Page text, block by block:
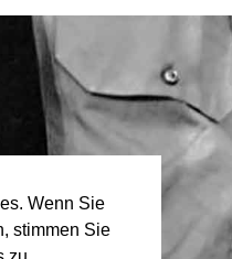
Wenn Sie
stimmen Sie